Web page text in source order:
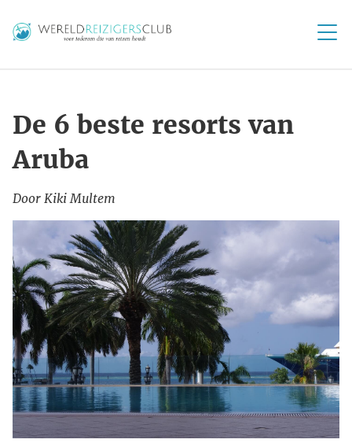
De 6 beste resorts van
Aruba
Door Kiki Multem